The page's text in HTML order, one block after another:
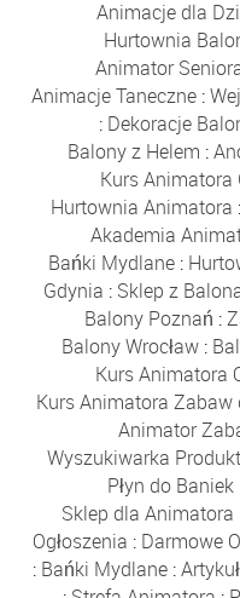
Animacje dla
Hurtownia
Animator
Animacje Taneczne :
: Dekoracje
Balony z Helem :
Kurs Animatora
Hurtownia Animatora :
Akademia
Bańki Mydlane :
Gdynia : Sklep z
Balony Poznań :
Balony Wrocław :
Kurs Animatora
Kurs Animatora Zabaw
Animator
Wyszukiwarka
Płyn do Baniek
Sklep dla Animatora
Ogłoszenia : Darmowe
: Bańki Mydlane :